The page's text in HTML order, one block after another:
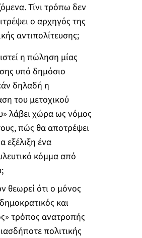
Τίνι τρόπω δεν
ο αρχηγός της
αντιπολίτευσης;
η πώληση μίας
υπό δημόσιο
δηλαδή η
του μετοχικού
λάβει χώρα ως νόμος
πώς θα αποτρέψει
εξέλιξη ένα
κόμμα από
ότι ο μόνος
και
τρόπος ανατροπής
πολιτικής